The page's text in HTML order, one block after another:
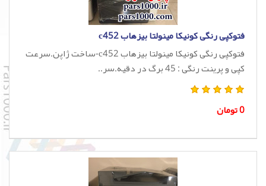
فتوکپی رنگی کونیکا مینولتا بیزهاب c452
فتوکپی رنگی کونیکا مینولتا بیزهاب c452-ساخت ژاپن.سرعت
کپی و پرینت رنگی : 45 برگ در دقیه.سر..
0 تومان